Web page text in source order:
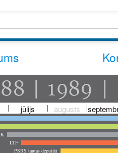
jūlijs augusts
LTF
PSRS tautas deputāti